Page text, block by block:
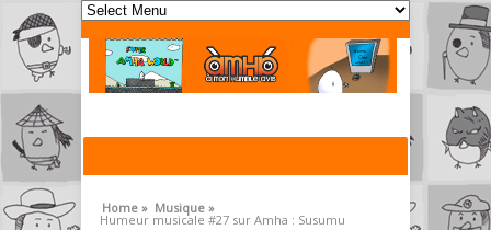
Home » Musique »
Humeur musicale #27 sur Amha : Susumu